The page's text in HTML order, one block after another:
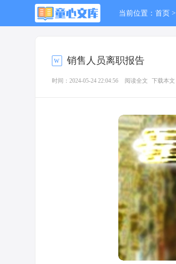
当前位置： 首页 >
销售人员离职报告
时间：2024-05-24 22:04:56 阅读全文 下载本文